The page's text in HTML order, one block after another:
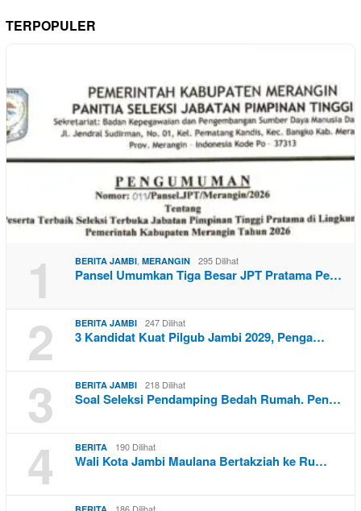
TERPOPULER
1 BERITA JAMBI, MERANGIN 295 Dilihat
Pansel Umumkan Tiga Besar JPT Pratama Pe…
2 BERITA JAMBI 247 Dilihat
3 Kandidat Kuat Pilgub Jambi 2029, Penga…
3 BERITA JAMBI 218 Dilihat
Soal Seleksi Pendamping Bedah Rumah. Pen…
4 BERITA 190 Dilihat
Wali Kota Jambi Maulana Bertakziah ke Ru…